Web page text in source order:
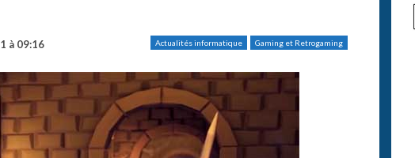
Actualités informatique Gaming et Retrogaming
à 09:16